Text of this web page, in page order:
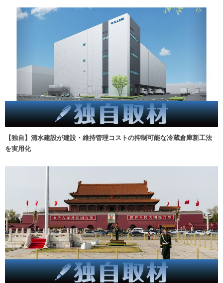
【独自】清水建設が建設・維持管理コストの抑制可能な冷蔵倉庫新工法
を実用化